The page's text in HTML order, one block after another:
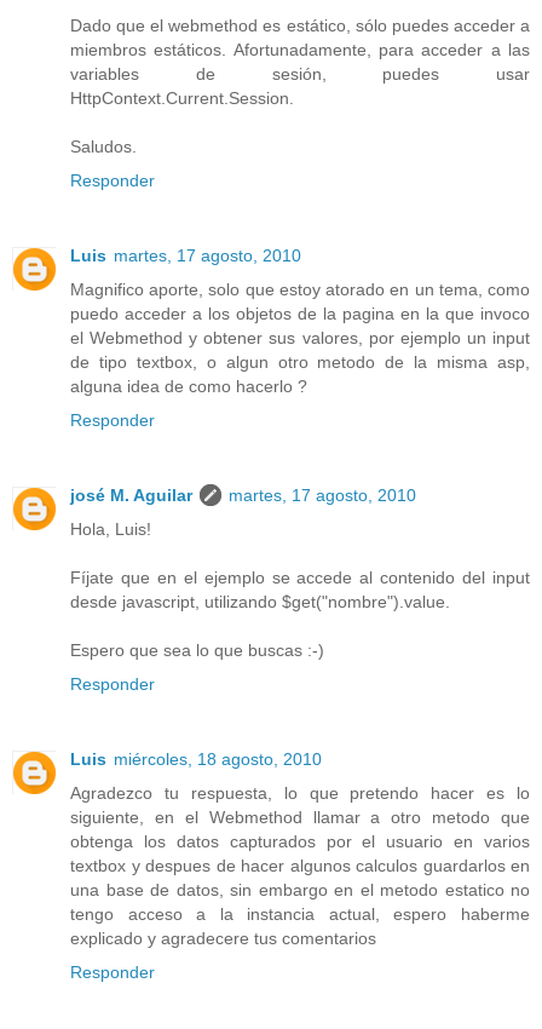
Dado que el webmethod es estático, sólo puedes acceder a
miembros estáticos. Afortunadamente, para acceder a las
variables de sesión, puedes usar
HttpContext.Current.Session.
Saludos.
Responder
Luis martes, 17 agosto, 2010
Magnifico aporte, solo que estoy atorado en un tema, como
puedo acceder a los objetos de la pagina en la que invoco
el Webmethod y obtener sus valores, por ejemplo un input
de tipo textbox, o algun otro metodo de la misma asp,
alguna idea de como hacerlo ?
Responder
josé M. Aguilar
martes, 17 agosto, 2010
Hola, Luis!
Fíjate que en el ejemplo se accede al contenido del input
desde javascript, utilizando $get("nombre").value.
Espero que sea lo que buscas :-)
Responder
Luis miércoles, 18 agosto, 2010
Agradezco tu respuesta, lo que pretendo hacer es lo
siguiente, en el Webmethod llamar a otro metodo que
obtenga los datos capturados por el usuario en varios
textbox y despues de hacer algunos calculos guardarlos en
una base de datos, sin embargo en el metodo estatico no
tengo acceso a la instancia actual, espero haberme
explicado y agradecere tus comentarios
Responder